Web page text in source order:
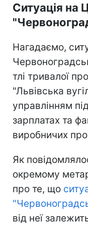
Ситуація на
Нагадаємо,
тлі тривалої
"Львівська
управлінням
зарплатах та
виробничих
Як
окремому
про те, що
від неї